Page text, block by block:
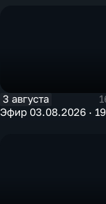
3 августа
Эфир 03.08.2026 ·